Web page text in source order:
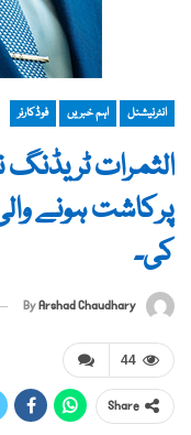
انٹرنیشنل اہم خبریں فوڈکارنر
الثمرات
کی۔
ByArshad Chaudhary
44
Share